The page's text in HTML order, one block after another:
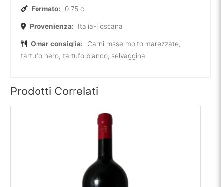
Formato: 0.75 cl
Provenienza: Italia-Toscana
Omar consiglia:
Carni rosse molto marezzate,
tartufo nero, tartufo bianco, selvaggina
Prodotti Correlati